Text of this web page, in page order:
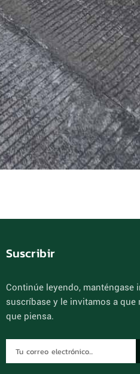
Suscribir
Continúe leyendo, manténgase
suscríbase y le invitamos a que
que piensa.